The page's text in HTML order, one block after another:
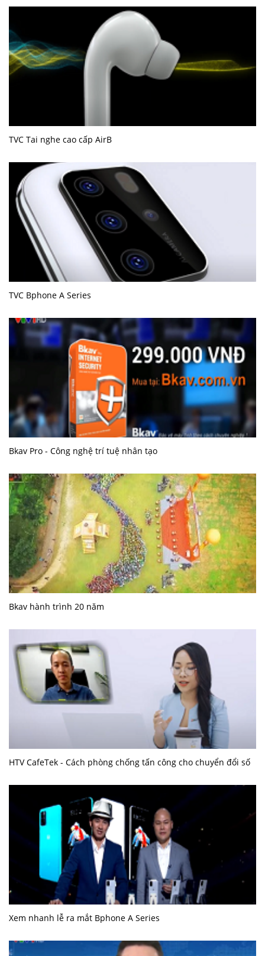
TVC Tai nghe cao cấp AirB
TVC Bphone A Series
Bkav Pro - Công nghệ trí tuệ nhân tạo
Bkav hành trình 20 năm
HTV CafeTek - Cách phòng chống tấn công cho chuyển đổi số
Xem nhanh lễ ra mắt Bphone A Series